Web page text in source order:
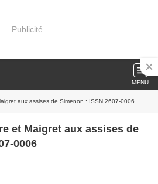
Publicité
MENU
aux assises de Simenon : ISSN 2607-0006
et Maigret aux assises de
0006